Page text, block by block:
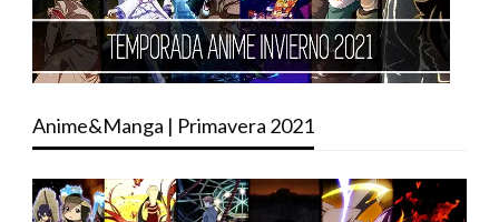
Anime&Manga | Primavera 2021